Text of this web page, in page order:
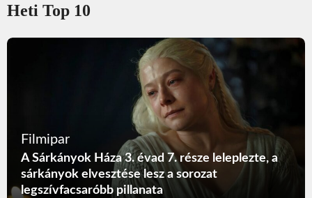
Heti Top 10
Filmipar
A Sárkányok Háza 3. évad 7. része leleplezte, a
sárkányok elvesztése lesz a sorozat
legszívfacsaróbb pillanata